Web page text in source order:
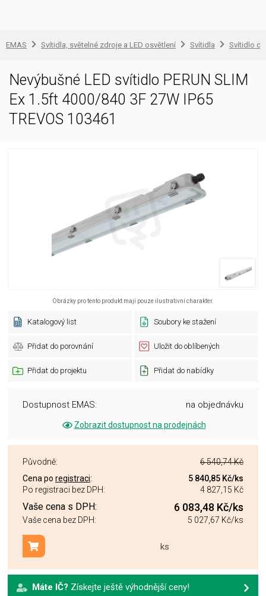
EMAS Svítidla, světelné zdroje a LED osvětlení Svítidla Svítidlo
Nevýbušné LED svítidlo PERUN SLIM
Ex 1.5ft 4000/840 3F 27W IP65
TREVOS 103461
Obrázky pro tento produkt mají pouze ilustrativní charakter.
Katalogový list Soubory ke stažení
Přidat do porovnání Uložit do oblíbených
Přidat do projektu Přidat do nabídky
Dostupnost EMAS: na objednávku
Zobrazit dostupnost na prodejnách
Původně:
6 540,74 Kč
Cena po registraci: 5 840,85 Kč/ks
Po registraci bez DPH:
4 827,15 Kč
Vaše cena s DPH: 6 083,48 Kč/ks
Vaše cena bez DPH: 5 027,67 Kč/ks
ks
Přidat do košíku
Máte IČ? Získejte ještě výhodnější ceny!